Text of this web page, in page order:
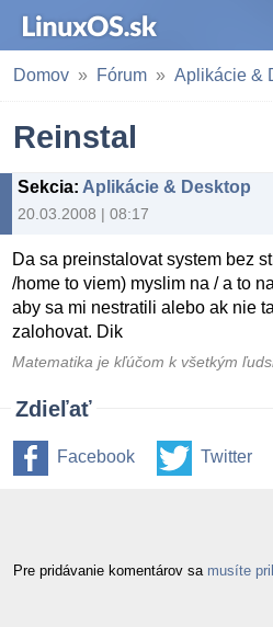
Domov Fórum Aplikácie &
Reinstal
Sekcia: Aplikácie & Desktop
20.03.2008 | 08:17
Da sa preinstalovat system bez
/home to viem) myslim na / a to
aby sa mi nestratili alebo ak nie
zalohovat. Dik
Matematika je kľúčom k všetkým
Zdieľať
Facebook Twitter
Pre pridávanie komentárov sa musíte